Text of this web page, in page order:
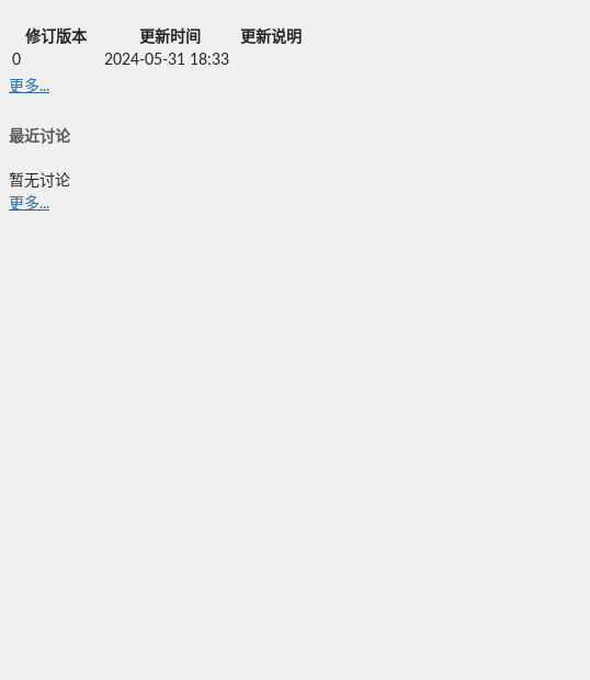
修订版本 更新时间
更新说明
0
2024-05-31 18:33
更多...
最近讨论
暂无讨论
更多...